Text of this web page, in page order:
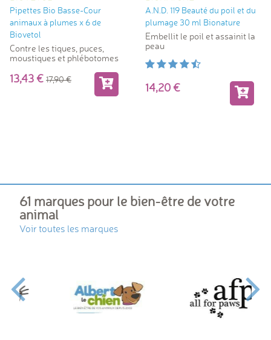
Pipettes Bio Basse-Cour
animaux à plumes x 6 de
Biovetol
Contre les tiques, puces,
moustiques et phlébotomes
13,43 17,90
A.N.D. 119 Beauté du poil et du
plumage 30 ml Bionature
Embellit le poil et assainit la
peau
14,20
61 marques pour le bien-être de votre
animal
Voir toutes les marques